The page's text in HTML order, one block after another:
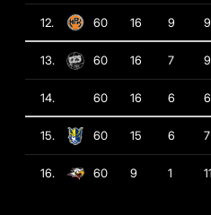
12. 60 16 9 9
13. 60 16 7 9
14. 60 16 6 6
15. 60 15 6 7
16. 60 9 1 11